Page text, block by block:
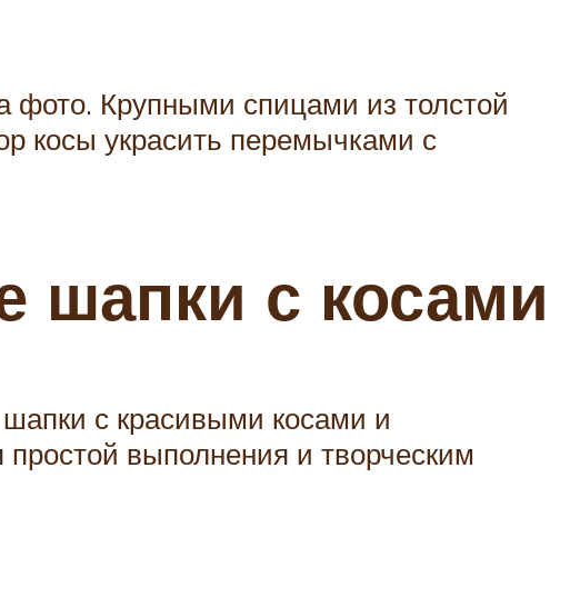
фото. Крупными спицами из толстой
косы украсить перемычками с
шапки с косами
с красивыми косами и
выполнения и творческим